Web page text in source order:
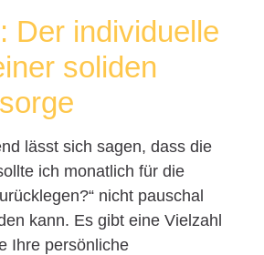
Der individuelle
soliden
lässt sich sagen, dass die
ich monatlich für die
nicht pauschal
kann. Es gibt eine Vielzahl
Ihre persönliche